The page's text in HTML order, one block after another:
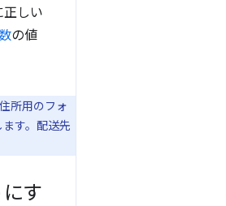
正しい
の値
所用のフォ
す。配送先
す